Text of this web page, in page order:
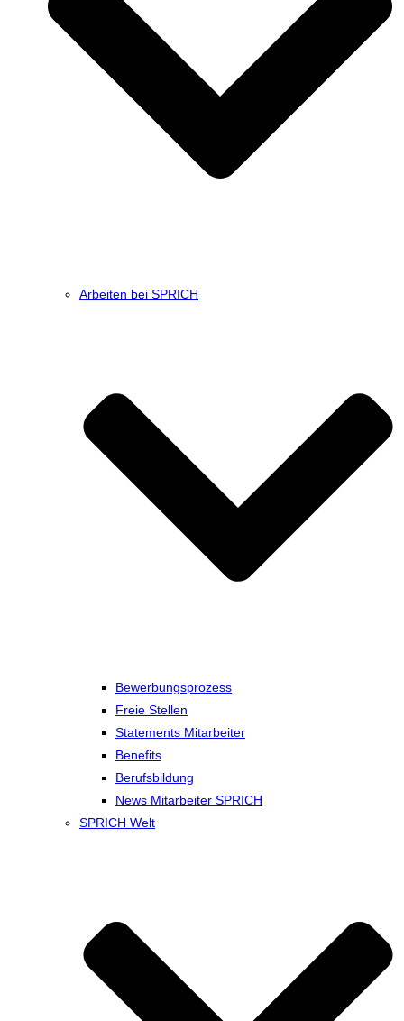
Arbeiten bei SPRICH
Bewerbungsprozess
Freie Stellen
Statements Mitarbeiter
Benefits
Berufsbildung
News Mitarbeiter SPRICH
SPRICH Welt